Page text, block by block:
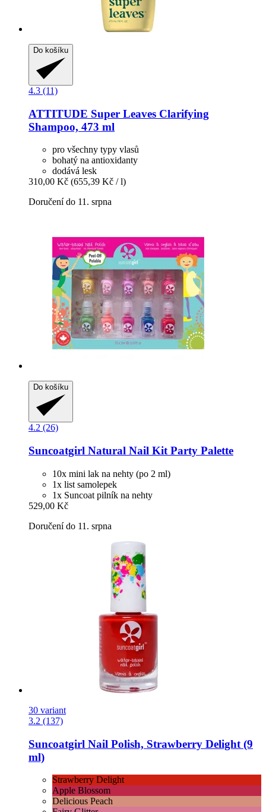
Do košíku
4.3 (11)
ATTITUDE Super Leaves Clarifying
Shampoo, 473 ml
pro všechny typy vlasů
bohatý na antioxidanty
dodává lesk
310,00 Kč (655,39 Kč / l)
Doručení do 11. srpna
Do košíku
4.2 (26)
Suncoatgirl Natural Nail Kit Party Palette
10x mini lak na nehty (po 2 ml)
1x list samolepek
1x Suncoat pilník na nehty
529,00 Kč
Doručení do 11. srpna
30 variant
3.2 (137)
Suncoatgirl Nail Polish, Strawberry Delight (9
ml)
Strawberry Delight
Apple Blossom
Delicious Peach